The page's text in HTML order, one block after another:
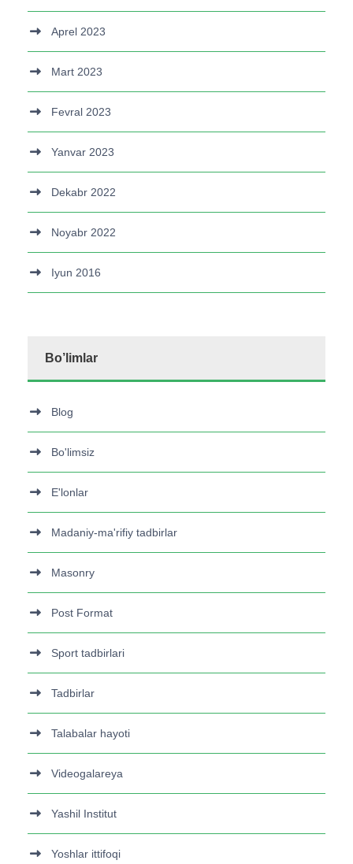
Aprel 2023
Mart 2023
Fevral 2023
Yanvar 2023
Dekabr 2022
Noyabr 2022
Iyun 2016
Bo’limlar
Blog
Bo'limsiz
E'lonlar
Madaniy-ma'rifiy tadbirlar
Masonry
Post Format
Sport tadbirlari
Tadbirlar
Talabalar hayoti
Videogalareya
Yashil Institut
Yoshlar ittifoqi